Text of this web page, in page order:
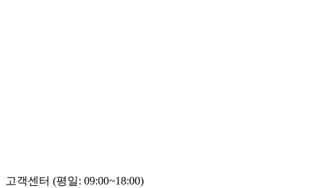
고객센터 (평일: 09:00~18:00)